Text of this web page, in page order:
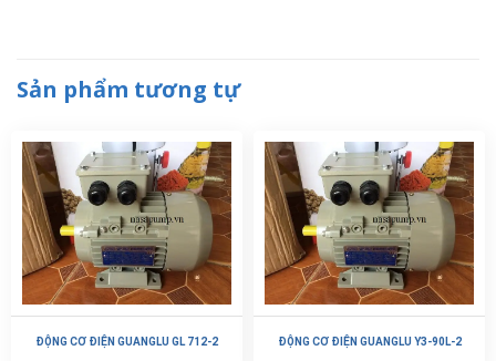
Sản phẩm tương tự
ĐỘNG CƠ ĐIỆN GUANGLU GL 712-2 ĐỘNG CƠ ĐIỆN GUANGLU Y3-90L-2